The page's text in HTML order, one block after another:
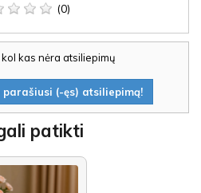
(0)
kas nėra atsiliepimų
(-ęs) atsiliepimą!
patikti